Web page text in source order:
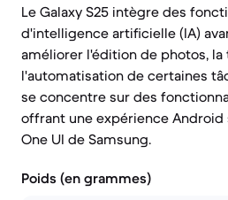
Le Galaxy S25 intègre des
d'intelligence artificielle (IA)
améliorer l'édition de photos,
l'automatisation de certaines
se concentre sur des
offrant une expérience
One UI de Samsung.
Poids (en grammes)